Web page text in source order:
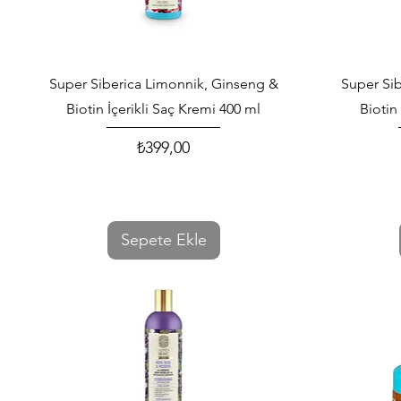
Hızlı Bakış
Super Siberica Limonnik, Ginseng &
Biotin İçerikli Saç Kremi 400 ml
Fiyat
₺399,00
Sepete Ekle
Super
Biotin